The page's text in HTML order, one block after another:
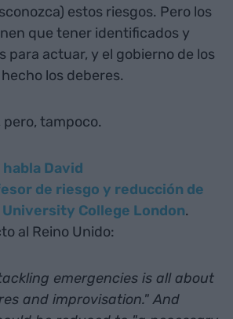
estos riesgos. Pero los
que tener identificados y
para actuar, y el gobierno de los
los deberes.
tampoco.
habla David
de riesgo y reducción de
College London.
al Reino Unido:
emergencies is all about
and improvisation." And